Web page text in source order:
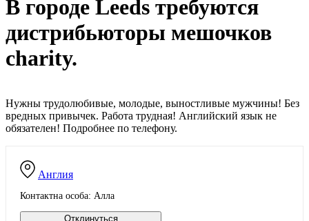
В городе Leeds требуются
дистрибьюторы мешочков
charity.
Англия
Контактна особа: Алла
Отклинуться
Нужны трудолюбивые, молодые, выностливые мужчины! Без
вредных привычек. Работа трудная! Английский язык не
обязателен! Подробнее по телефону.